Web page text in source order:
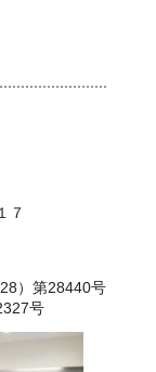
７
）第28440号
号